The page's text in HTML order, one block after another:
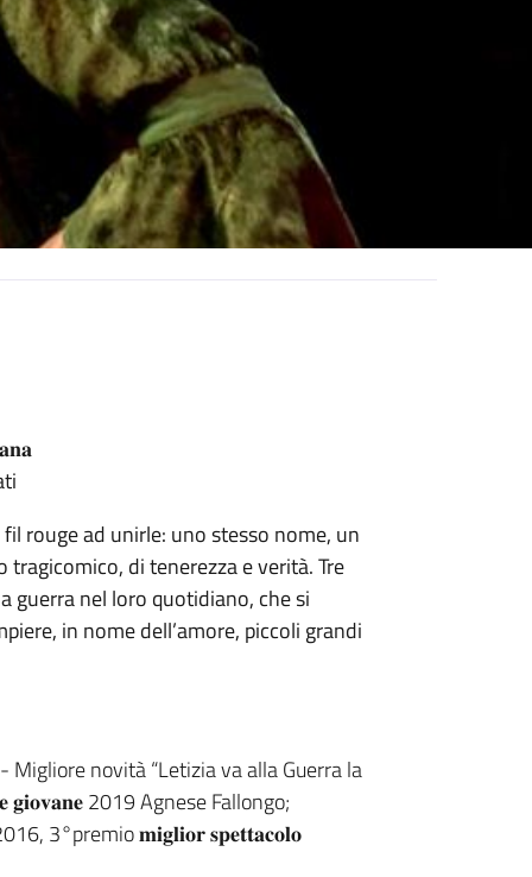
rouge ad unirle: uno stesso nome, un
di tenerezza e verità. Tre
guerra nel loro quotidiano, che si
in nome dell’amore, piccoli grandi
- Migliore novità “Letizia va alla Guerra la
𝐠𝐢𝐨𝐯𝐚𝐧𝐞 2019 Agnese Fallongo;
3°premio 𝐦𝐢𝐠𝐥𝐢𝐨𝐫 𝐬𝐩𝐞𝐭𝐭𝐚𝐜𝐨𝐥𝐨